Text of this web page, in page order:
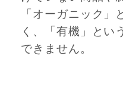
「オーガニック」
く、「有機」とい
できません。